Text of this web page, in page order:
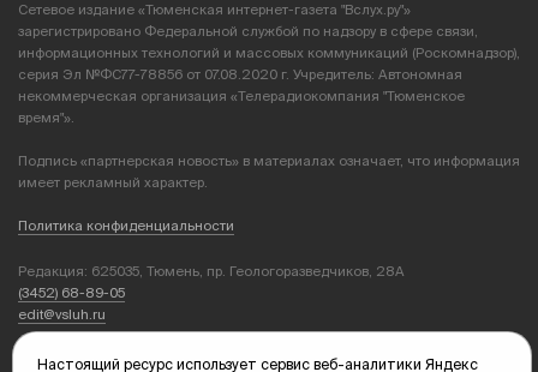
Сетевое издание «Тюменская интернет-газета "Вслух.ру"»
зарегистрировано Федеральной службой по надзору в сфере связи,
информационных технологий и массовых коммуникаций (Роскомнадзор),
серия Эл №ФС77-78856 от 07.08.2020 г. Учредитель: Автономная
некоммерческая организация «Телерадиокомпания "Тюменское
время"».
Подпись «партнерская новость» в материалах означает, что информация
имеет рекламный характер.
Политика конфиденциальности
Редакция: 625035, Тюмень, пр. Геологоразведчиков, 28А
(3452) 68-89-05
edit@vsluh.ru
Главный редактор: Панкина Т.Ю.
Настоящий ресурс использует сервис веб-аналитики Яндекс